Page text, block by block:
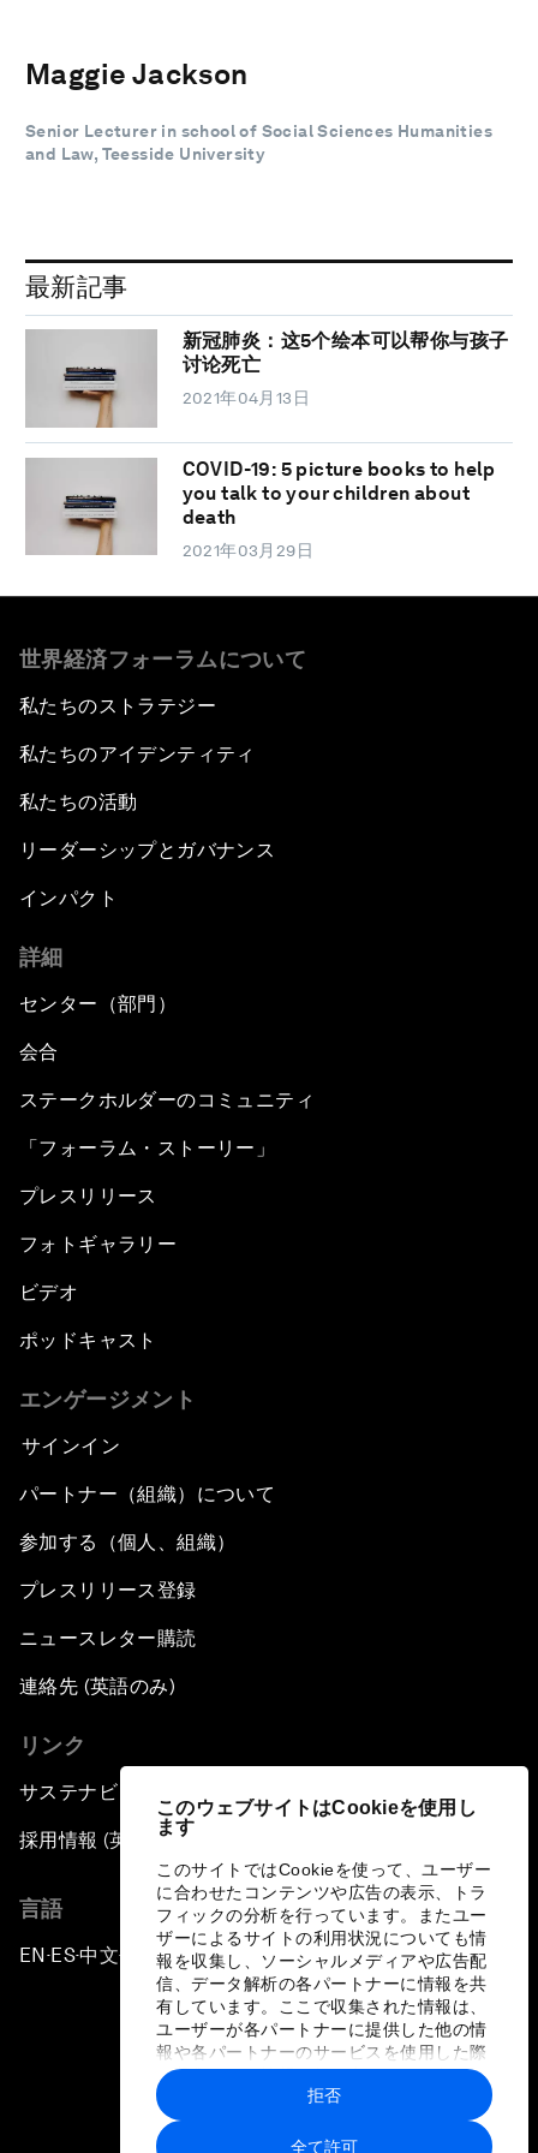
このウェブサイトはCookieを使用し
ます
このサイトではCookieを使って、ユーザー
に合わせたコンテンツや広告の表示、トラ
フィックの分析を行っています。またユー
ザーによるサイトの利用状況についても情
報を収集し、ソーシャルメディアや広告配
信、データ解析の各パートナーに情報を共
有しています。ここで収集された情報は、
ユーザーが各パートナーに提供した他の情
報や各パートナーのサービスを使用した際
に収集された情報と組み合わされ、各パー
トナーによって使用されることがありま
す。
全て許可
拒否
Maggie Jackson
Senior Lecturer in school of Social Sciences Humanities
and Law, Teesside University
最新記事
新冠肺炎：这5个绘本可以帮你与孩子
讨论死亡
2021年04月13日
COVID-19: 5 picture books to help
you talk to your children about
death
2021年03月29日
世界経済フォーラムについて
私たちのストラテジー
私たちのアイデンティティ
私たちの活動
リーダーシップとガバナンス
インパクト
詳細
センター（部門）
会合
ステークホルダーのコミュニティ
「フォーラム・ストーリー」
プレスリリース
フォトギャラリー
ビデオ
ポッドキャスト
エンゲージメント
サインイン
パートナー（組織）について
参加する（個人、組織）
プレスリリース登録
ニュースレター購読
連絡先 (英語のみ)
リンク
サステナビリティへの取り組み
採用情報 (英語のみ)
言語
EN ▪ES▪中文▪ 日本語
プライバシーポリシーと利用規約